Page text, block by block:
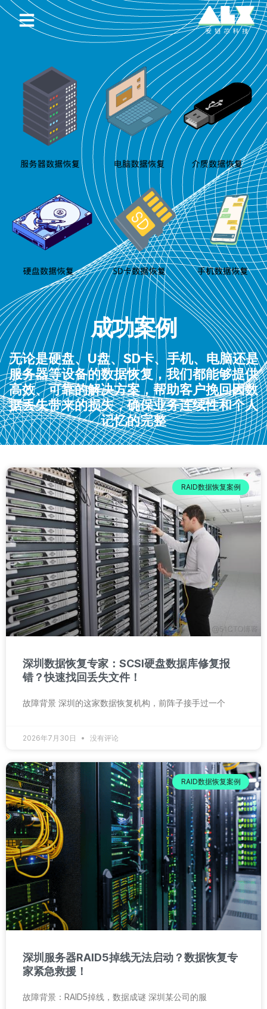
成功案例
无论是硬盘、U盘、SD卡、手机、电脑还是
服务器等设备的数据恢复，我们都能够提供
高效、可靠的解决方案，帮助客户挽回因数
据丢失带来的损失，确保业务连续性和个人
记忆的完整
RAID数据恢复案例
深圳数据恢复专家：SCSI硬盘数据库修复报
错？快速找回丢失文件！
故障背景 深圳的这家数据恢复机构，前阵子接手过一个
2026年7月30日 没有评论
RAID数据恢复案例
深圳服务器RAID5掉线无法启动？数据恢复专
家紧急救援！
故障背景：RAID5掉线，数据成谜 深圳某公司的服